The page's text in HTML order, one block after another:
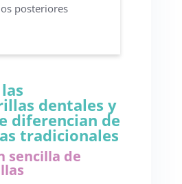
posteriores
dentales y
diferencian de
tradicionales
sencilla de